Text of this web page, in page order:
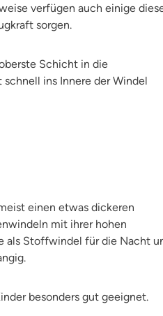
verfügen auch einige
sorgen.
Schicht in die
ins Innere der Windel
einen etwas dickeren
mit ihrer hohen
als Stoffwindel für die Nacht
besonders gut geeignet.